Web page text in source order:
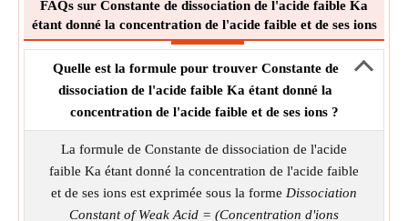
FAQs sur Constante de dissociation de l'acide faible Ka
étant donné la concentration de l'acide faible et de ses ions
Quelle est la formule pour trouver Constante de
dissociation de l'acide faible Ka étant donné la
concentration de l'acide faible et de ses ions ?
La formule de Constante de dissociation de l'acide
faible Ka étant donné la concentration de l'acide faible
et de ses ions est exprimée sous la forme Dissociation
Constant of Weak Acid = (Concentration d'ions